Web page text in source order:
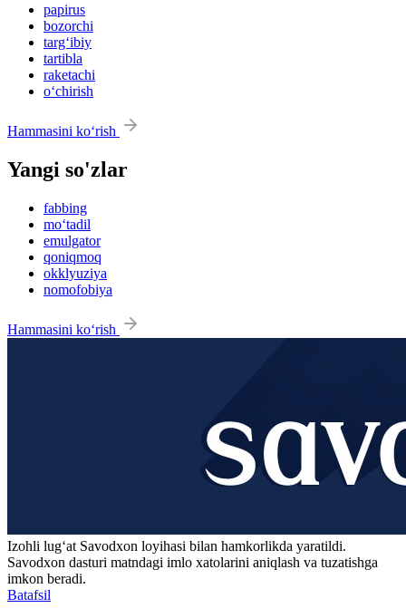
papirus
bozorchi
targ‘ibiy
tartibla
raketachi
o‘chirish
Hammasini ko‘rish
Yangi so'zlar
fabbing
mo‘tadil
emulgator
qoniqmoq
okklyuziya
nomofobiya
Hammasini ko‘rish
Izohli lugʻat Savodxon loyihasi bilan hamkorlikda yaratildi.
Savodxon dasturi matndagi imlo xatolarini aniqlash va tuzatishga
imkon beradi.
Batafsil